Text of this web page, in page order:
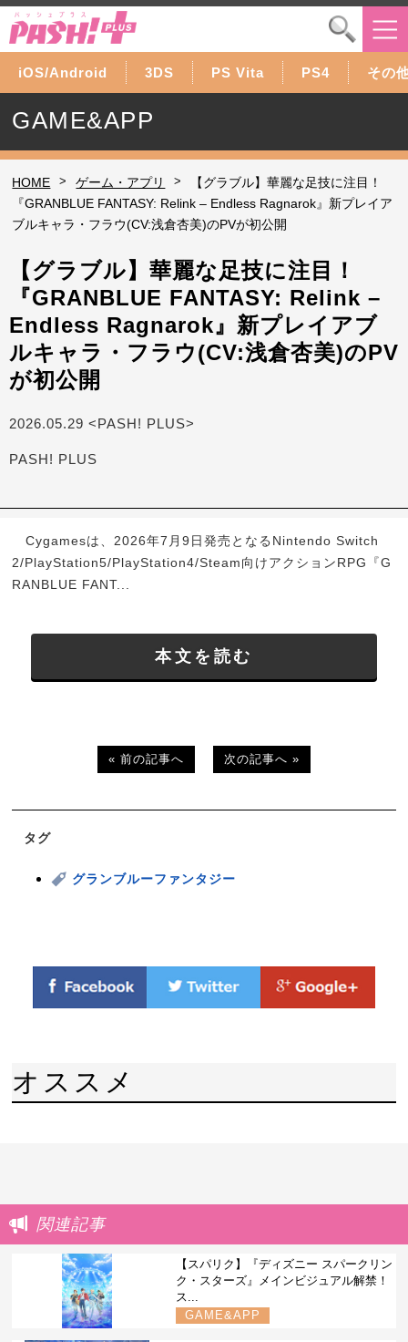
iOS/Android 3DS PS Vita PS4 その
GAME&APP
HOME > ゲーム・アプリ >
【グラブル】華麗な足技に注目！
『GRANBLUE FANTASY: Relink – Endless Ragnarok』新プレイア
ブルキャラ・フラウ(CV:浅倉杏美)のPVが初公開
【グラブル】華麗な足技に注目！
『GRANBLUE FANTASY: Relink –
Endless Ragnarok』新プレイアブ
ルキャラ・フラウ(CV:浅倉杏美)のPV
が初公開
2026.05.29 <PASH! PLUS>
PASH! PLUS
Cygamesは、2026年7月9日発売となるNintendo Switch
2/PlayStation5/PlayStation4/Steam向けアクションRPG『G
RANBLUE FANT...
本文を読む
« 前の記事へ 次の記事へ »
タグ
グランブルーファンタジー
オススメ
関連記事
【スパリク】『ディズニー スパークリン
ク・スターズ』メインビジュアル解禁！
ス...
GAME&APP